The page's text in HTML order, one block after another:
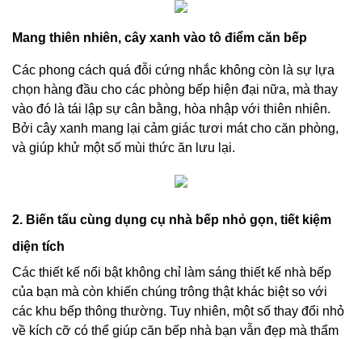
Mang thiên nhiên, cây xanh vào tô điểm căn bếp
Các phong cách quá đỗi cứng nhắc không còn là sự lựa
chọn hàng đầu cho các phòng bếp hiện đại nữa, mà thay
vào đó là tái lập sự cân bằng, hòa nhập với thiên nhiên.
Bởi cây xanh mang lại cảm giác tươi mát cho căn phòng,
và giúp khử một số mùi thức ăn lưu lại.
2. Biến tấu cùng dụng cụ nhà bếp nhỏ gọn, tiết kiệm
diện tích
Các thiết kế nổi bật không chỉ làm sáng thiết kế nhà bếp
của bạn mà còn khiến chúng trông thật khác biệt so với
các khu bếp thông thường. Tuy nhiên, một số thay đổi nhỏ
về kích cỡ có thể giúp căn bếp nhà bạn vẫn đẹp mà thẩm